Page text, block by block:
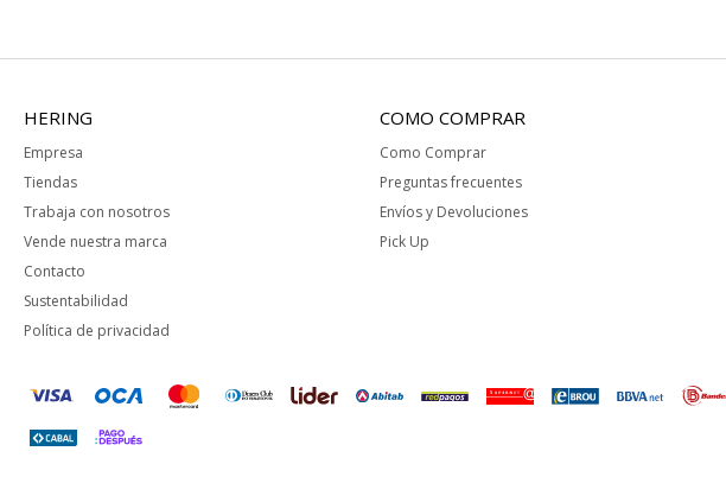
HERING
Empresa
Tiendas
Trabaja con nosotros
Vende nuestra marca
Contacto
Sustentabilidad
Política de privacidad
COMO COMPRAR
Como Comprar
Preguntas frecuentes
Envíos y Devoluciones
Pick Up